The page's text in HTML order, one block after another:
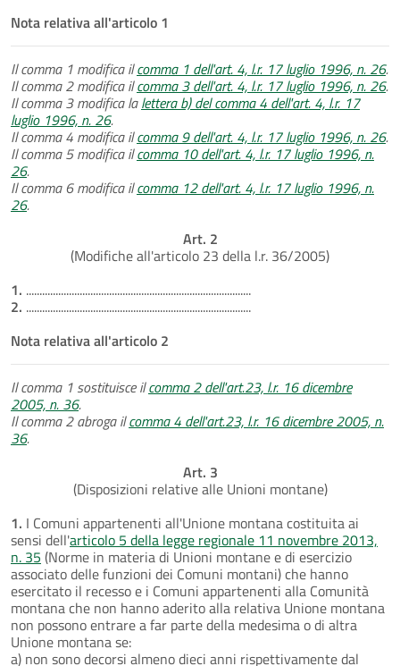
Nota relativa all'articolo 1
Il comma 1 modifica ilcomma 1 dell'art. 4, l.r. 17 luglio 1996, n. 26.
Il comma 2 modifica ilcomma 3 dell'art. 4, l.r. 17 luglio 1996, n. 26.
Il comma 3 modifica lalettera b) del comma 4 dell'art. 4, l.r. 17
luglio 1996, n. 26.
Il comma 4 modifica ilcomma 9 dell'art. 4, l.r. 17 luglio 1996, n. 26.
Il comma 5 modifica ilcomma 10 dell'art. 4, l.r. 17 luglio 1996, n.
26.
Il comma 6 modifica ilcomma 12 dell'art. 4, l.r. 17 luglio 1996, n.
26.
Art. 2
(Modifiche all'articolo 23 della l.r. 36/2005)
1. ....................................................................................
2. ....................................................................................
Nota relativa all'articolo 2
Il comma 1 sostituisce ilcomma 2 dell'art.23, l.r. 16 dicembre
2005, n. 36.
Il comma 2 abroga ilcomma 4 dell'art.23, l.r. 16 dicembre 2005, n.
36.
Art. 3
(Disposizioni relative alle Unioni montane)
1. I Comuni appartenenti all'Unione montana costituita ai
sensi dell'articolo 5 della legge regionale 11 novembre 2013,
n. 35 (Norme in materia di Unioni montane e di esercizio
associato delle funzioni dei Comuni montani) che hanno
esercitato il recesso e i Comuni appartenenti alla Comunità
montana che non hanno aderito alla relativa Unione montana
non possono entrare a far parte della medesima o di altra
Unione montana se:
a) non sono decorsi almeno dieci anni rispettivamente dal